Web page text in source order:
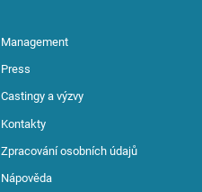
Management
Press
Castingy a výzvy
Kontakty
Zpracování osobních údajů
Nápověda